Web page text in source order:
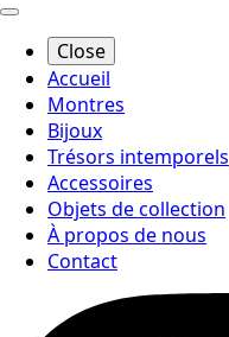
Close
Accueil
Montres
Bijoux
Trésors intemporels
Accessoires
Objets de collection
À propos de nous
Contact